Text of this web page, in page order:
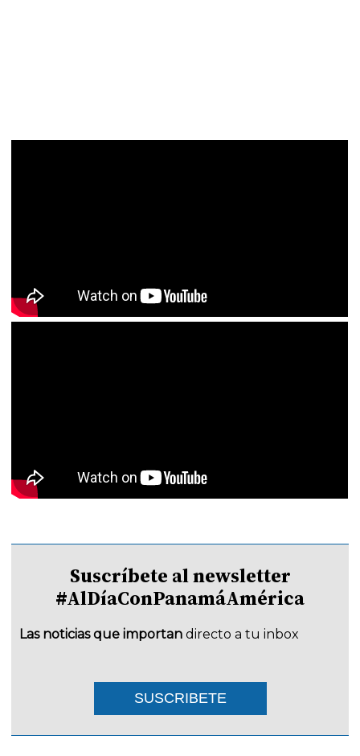
Suscríbete al newsletter
#AlDíaConPanamáAmérica
Las noticias que importan directo a tu inbox
SUSCRIBETE